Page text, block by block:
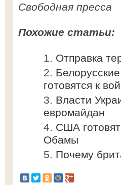
Свободная пресса
Похожие статьи:
Отправка
готовятся к
Власти
евромайдан
США
Обамы
Почему